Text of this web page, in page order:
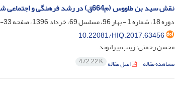
نقش سید بن طاووس (م664ق) در رشد فرهنگی و اجتماعی شیعیان
دوره 18، شماره 1 - بهار 96، مسلسل 69، خرداد 1396، صفحه
33-58
10.22081/HIQ.2017.63456
محسن رحمتی؛ زینب بیرانوند
مشاهده مقاله اصل مقاله 472.22 K